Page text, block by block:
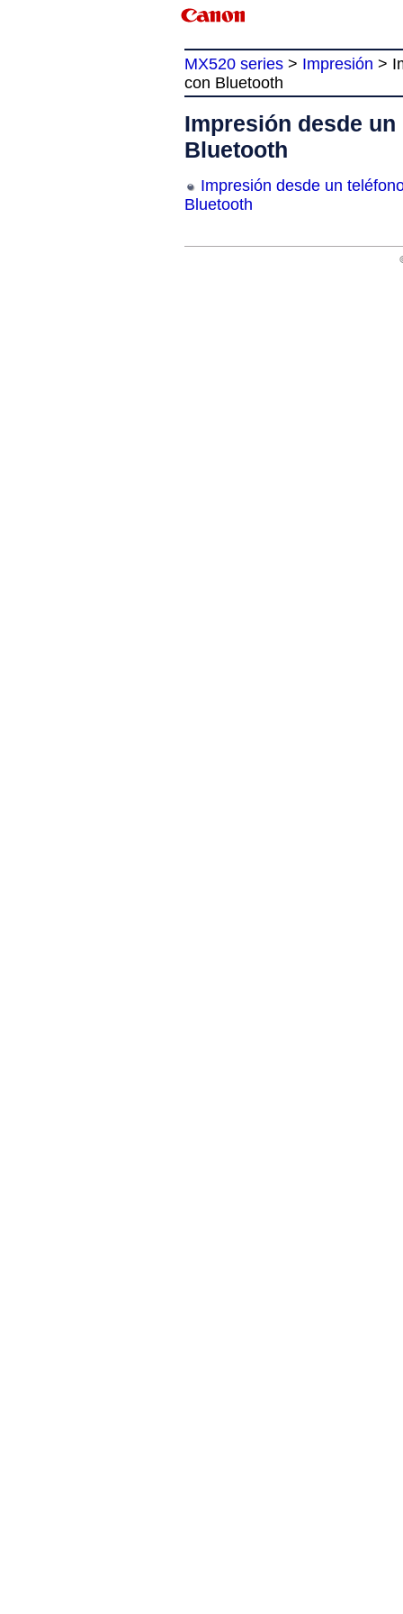
MX520 series > Impresión >
con Bluetooth
Impresión desde
Bluetooth
Impresión desde un
Bluetooth